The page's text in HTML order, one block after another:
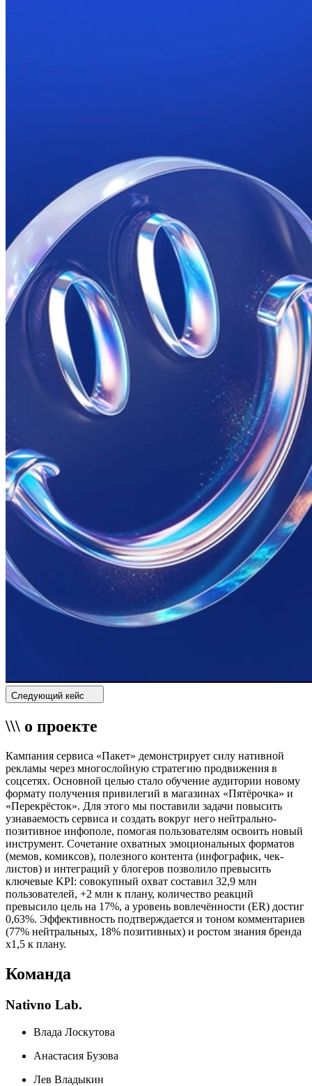
Следующий кейс
\\\ о проекте
Кампания сервиса «Пакет» демонстрирует силу нативной
рекламы через многослойную стратегию продвижения в
соцсетях. Основной целью стало обучение аудитории новому
формату получения привилегий в магазинах «Пятёрочка» и
«Перекрёсток». Для этого мы поставили задачи повысить
узнаваемость сервиса и создать вокруг него нейтрально-
позитивное инфополе, помогая пользователям освоить новый
инструмент. Сочетание охватных эмоциональных форматов
(мемов, комиксов), полезного контента (инфографик, чек-
листов) и интеграций у блогеров позволило превысить
ключевые KPI: совокупный охват составил 32,9 млн
пользователей, +2 млн к плану, количество реакций
превысило цель на 17%, а уровень вовлечённости (ER) достиг
0,63%. Эффективность подтверждается и тоном комментариев
(77% нейтральных, 18% позитивных) и ростом знания бренда
х1,5 к плану.
Команда
Nativno Lab.
Влада Лоскутова
Анастасия Бузова
Лев Владыкин